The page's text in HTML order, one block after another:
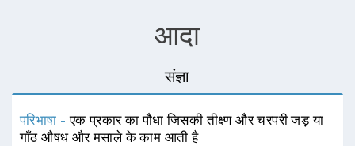
आदा
संज्ञा
परिभाषा -एक प्रकार का पौधा जिसकी तीक्ष्ण और चरपरी जड़ या
गाँठ औषध और मसाले के काम आती है